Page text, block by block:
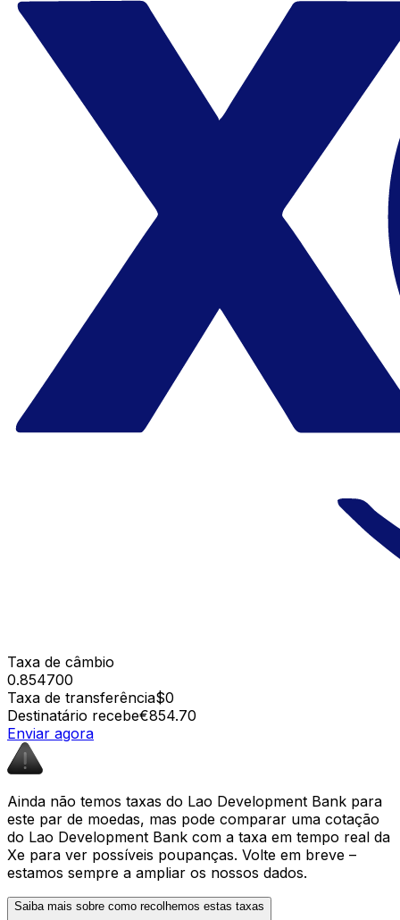
Taxa de câmbio
0.854700
Taxa de transferência$0
Destinatário recebe€854.70
Enviar agora
Ainda não temos taxas do Lao Development Bank para
este par de moedas, mas pode comparar uma cotação
do Lao Development Bank com a taxa em tempo real da
Xe para ver possíveis poupanças. Volte em breve –
estamos sempre a ampliar os nossos dados.
Saiba mais sobre como recolhemos estas taxas